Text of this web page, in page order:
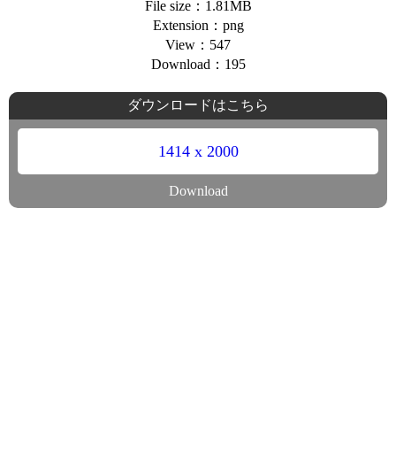
File size：1.81MB
Extension：png
View：547
Download：195
ダウンロードはこちら
1414 x 2000
Download